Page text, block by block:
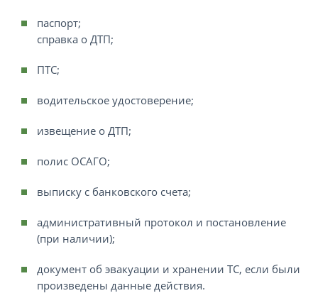
паспорт;
справка о ДТП;
ПТС;
водительское удостоверение;
извещение о ДТП;
полис ОСАГО;
выписку с банковского счета;
административный протокол и постановление
(при наличии);
документ об эвакуации и хранении ТС, если были
произведены данные действия.